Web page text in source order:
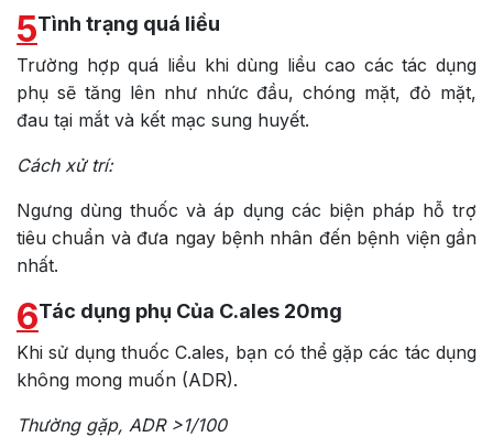
5Tình trạng quá liều
Trường hợp quá liều khi dùng liều cao các tác dụng
phụ sẽ tăng lên như nhức đầu, chóng mặt, đỏ mặt,
đau tại mắt và kết mạc sung huyết.
Cách xử trí:
Ngưng dùng thuốc và áp dụng các biện pháp hỗ trợ
tiêu chuẩn và đưa ngay bệnh nhân đến bệnh viện gần
nhất.
6Tác dụng phụ Của C.ales 20mg
Khi sử dụng thuốc C.ales, bạn có thể gặp các tác dụng
không mong muốn (ADR).
Thường gặp, ADR >1/100